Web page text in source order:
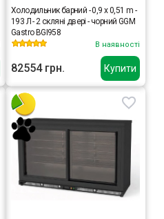
Купити
Холодильник барний - 0,9 x 0,51 m -
193 Л - 2 скляні двері - чорний GGM
Gastro BGI958
В наявності
82554 грн.